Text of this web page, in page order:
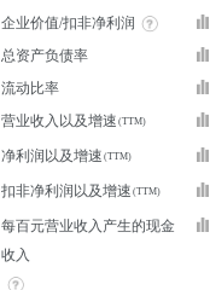
企业价值/扣非净利润
总资产负债率
流动比率
营业收入以及增速
净利润以及增速
扣非净利润以及增速
每百元营业收入产生的现金
收入